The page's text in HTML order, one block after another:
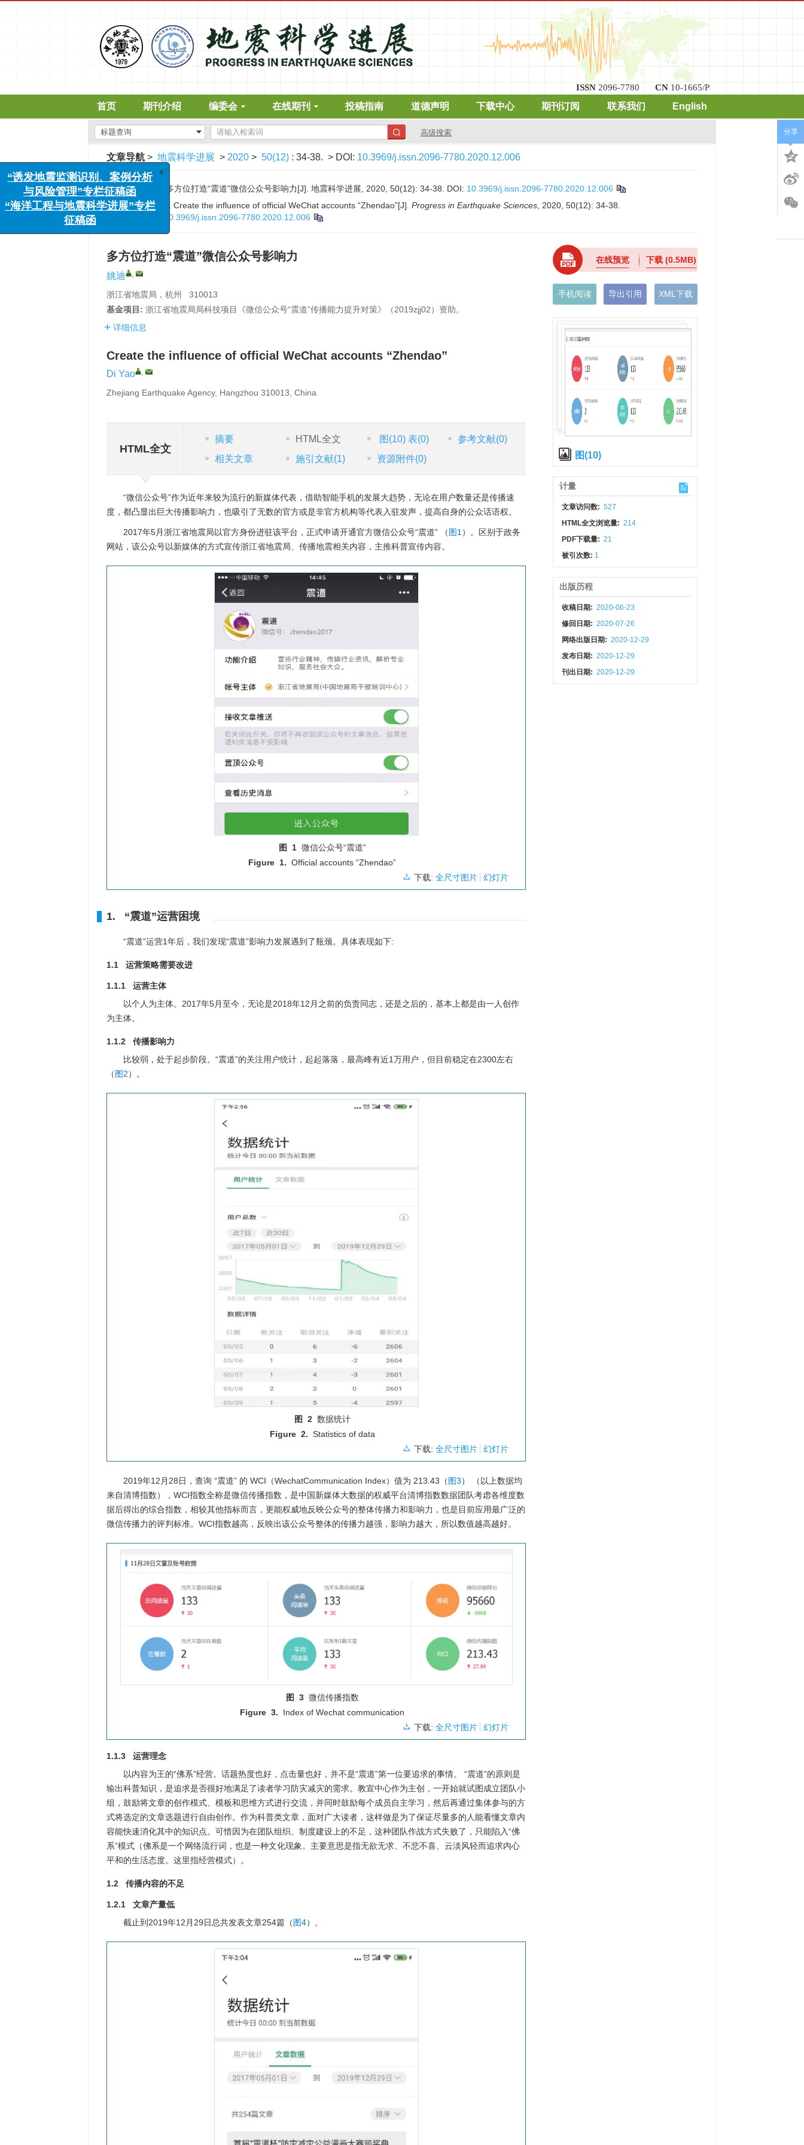
ISSN 2096-7780 CN 10-1665/P
首页 期刊介绍 编委会 在线期刊 投稿指南 道德声明 下载中心 期刊订阅 联系我们 English
高级搜索
文章导航 > 地震科学进展 > 2020 > 50(12) : 34-38. > DOI: 10.3969/j.issn.2096-7780.2020.12.006
引用本文: 姚迪. 多方位打造“震道”微信公众号影响力[J]. 地震科学进展, 2020, 50(12): 34-38. DOI: 10.3969/j.issn.2096-7780.2020.12.006
Citation: Di Yao. Create the influence of official WeChat accounts “Zhendao”[J]. Progress in Earthquake Sciences , 2020, 50(12): 34-38.
10.3969/j.issn.2096-7780.2020.12.006
多方位打造“震道”微信公众号影响力
姚迪 ,
浙江省地震局，杭州 310013
基金项目: 浙江省地震局局科技项目《微信公众号“震道”传播能力提升对策》（2019zjj02）资助。
详细信息
Create the influence of official WeChat accounts “Zhendao”
Di Yao ,
Zhejiang Earthquake Agency, Hangzhou 310013, China
HTML全文
摘要 HTML全文 图 (10)表(0) 参考文献(0)
相关文章
施引文献(1) 资源附件(0)
“微信公众号”作为近年来较为流行的新媒体代表，借助智能手机的发展大趋势，无论在用户数量还是传播速
度，都凸显出巨大传播影响力，也吸引了无数的官方或是非官方机构等代表入驻发声，提高自身的公众话语权。
2017年5月浙江省地震局以官方身份进驻该平台，正式申请开通官方微信公众号“震道” （图1 ）。区别于政务
网站，该公众号以新媒体的方式宣传浙江省地震局、传播地震相关内容，主推科普宣传内容。
图 1 微信公众号“震道”
Figure 1. Official accounts “Zhendao”
下载:全尺寸图片 幻灯片
1. “震道”运营困境
“震道”运营1年后，我们发现“震道”影响力发展遇到了瓶颈。具体表现如下:
1.1 运营策略需要改进
1.1.1 运营主体
以个人为主体。2017年5月至今，无论是2018年12月之前的负责同志，还是之后的，基本上都是由一人创作
为主体。
1.1.2 传播影响力
比较弱，处于起步阶段。“震道”的关注用户统计，起起落落，最高峰有近1万用户，但目前稳定在2300左右
（图2）。
图 2 数据统计
Figure 2. Statistics of data
下载:全尺寸图片 幻灯片
2019年12月28日，查询 “震道” 的 WCI（WechatCommunication Index）值为 213.43（图3） （以上数据均
来自清博指数），WCI指数全称是微信传播指数，是中国新媒体大数据的权威平台清博指数数据团队考虑各维度数
据后得出的综合指数，相较其他指标而言，更能权威地反映公众号的整体传播力和影响力，也是目前应用最广泛的
微信传播力的评判标准。WCI指数越高，反映出该公众号整体的传播力越强，影响力越大，所以数值越高越好。
图 3 微信传播指数
Figure 3.
Index of Wechat communication
下载:全尺寸图片 幻灯片
1.1.3 运营理念
以内容为王的“佛系”经营。话题热度也好，点击量也好，并不是“震道”第一位要追求的事情。 “震道”的原则是
输出科普知识，是追求是否很好地满足了读者学习防灾减灾的需求。教宣中心作为主创，一开始就试图成立团队小
组，鼓励将文章的创作模式、模板和思维方式进行交流，并同时鼓励每个成员自主学习，然后再通过集体参与的方
式将选定的文章选题进行自由创作。作为科普类文章，面对广大读者，这样做是为了保证尽量多的人能看懂文章内
容能快速消化其中的知识点。可惜因为在团队组织、制度建设上的不足，这种团队作战方式失败了，只能陷入“佛
系”模式（佛系是一个网络流行词，也是一种文化现象。主要意思是指无欲无求、不悲不喜、云淡风轻而追求内心
平和的生活态度。这里指经营模式）。
1.2 传播内容的不足
1.2.1 文章产量低
截止到2019年12月29日总共发表文章254篇（图4）。
在线预览 下载(0.5MB)
手机阅读 导出引用 XML下载
图(10)
计量
文章访问数: 527
HTML全文浏览量: 214
PDF下载量: 21
被引次数: 1
出版历程
收稿日期: 2020-06-23
修回日期: 2020-07-26
网络出版日期: 2020-12-29
发布日期: 2020-12-29
刊出日期: 2020-12-29
分享
x
“诱发地震监测识别、案例分析
与风险管理”专栏征稿函
“海洋工程与地震科学进展”专栏
征稿函